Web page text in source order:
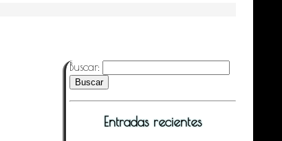
Buscar:
Entradas recientes